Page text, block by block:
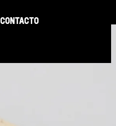
CONTACTO